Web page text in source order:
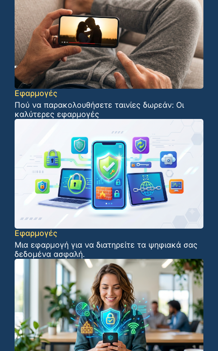
Εφαρμογές
Πού να παρακολουθήσετε ταινίες δωρεάν: Οι
καλύτερες εφαρμογές
Εφαρμογές
Μια εφαρμογή για να διατηρείτε τα ψηφιακά σας
δεδομένα ασφαλή.